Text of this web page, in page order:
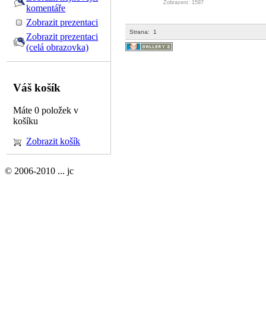
komentáře
Zobrazit prezentaci
Zobrazit prezentaci
(celá obrazovka)
Váš košík
Máte 0 položek v
košíku
Zobrazit košík
Zobrazení: 1597
Strana: 1
© 2006-2010 ... jc